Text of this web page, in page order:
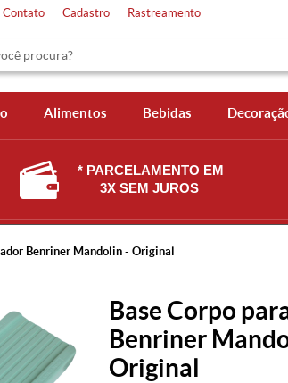
Contato Cadastro Rastreamento
Alimentos Bebidas
* PARCELAMENTO EM
3X SEM JUROS
Benriner Mandolin - Original
Base Corpo
Benriner
Original